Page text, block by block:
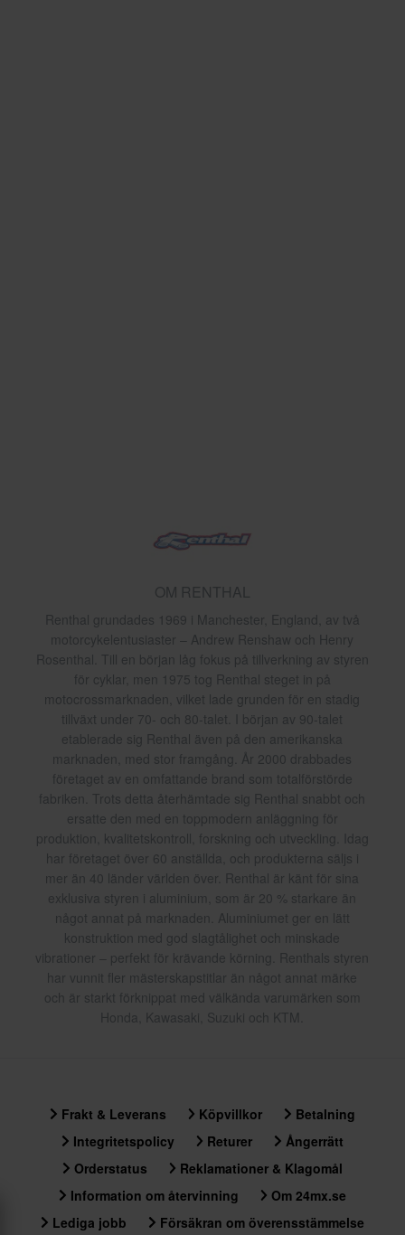
OM RENTHAL
Renthal grundades 1969 i Manchester, England, av två
motorcykelentusiaster – Andrew Renshaw och Henry
Rosenthal. Till en början låg fokus på tillverkning av styren
för cyklar, men 1975 tog Renthal steget in på
motocrossmarknaden, vilket lade grunden för en stadig
tillväxt under 70- och 80-talet. I början av 90-talet
etablerade sig Renthal även på den amerikanska
marknaden, med stor framgång. År 2000 drabbades
företaget av en omfattande brand som totalförstörde
fabriken. Trots detta återhämtade sig Renthal snabbt och
ersatte den med en toppmodern anläggning för
produktion, kvalitetskontroll, forskning och utveckling. Idag
har företaget över 60 anställda, och produkterna säljs i
mer än 40 länder världen över. Renthal är känt för sina
exklusiva styren i aluminium, som är 20 % starkare än
något annat på marknaden. Aluminiumet ger en lätt
konstruktion med god slagtålighet och minskade
vibrationer – perfekt för krävande körning. Renthals styren
har vunnit fler mästerskapstitlar än något annat märke
och är starkt förknippat med välkända varumärken som
Honda, Kawasaki, Suzuki och KTM.
Frakt & Leverans Köpvillkor
Betalning
Integritetspolicy
Returer
Ångerrätt
Orderstatus
Reklamationer & Klagomål
Information om återvinning
Om 24mx.se
Lediga jobb
Försäkran om överensstämmelse